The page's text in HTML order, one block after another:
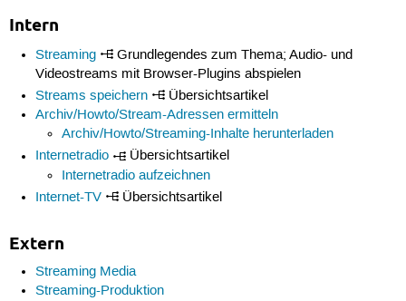
124
126
127
</xitiRichMediaTag>
</video>
Intern
Streaming
Grundlegendes zum Thema; Audio- und
Videostreams mit Browser-Plugins abspielen
Streams speichern
Übersichtsartikel
Archiv/Howto/Stream-Adressen ermitteln
Archiv/Howto/Streaming-Inhalte herunterladen
Internetradio
Übersichtsartikel
Internetradio aufzeichnen
Internet-TV
Übersichtsartikel
Extern
Streaming Media
Streaming-Produktion